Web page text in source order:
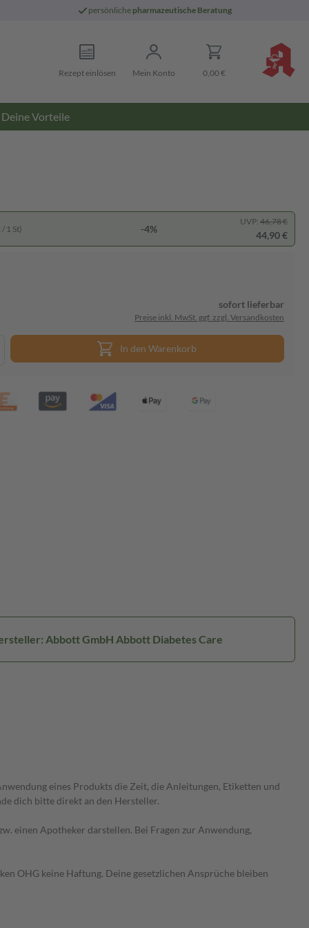
persönliche pharmazeutische Beratung
Rezept einlösen Mein Konto 0,00 €
Deine Vorteile
1 St) -4%
UVP: 46,78 €
44,90 €
sofort lieferbar
Preise inkl. MwSt. ggf. zzgl. Versandkosten
In den Warenkorb
Abbott GmbH Abbott Diabetes Care
eines Produkts die Zeit, die Anleitungen, Etiketten und
dich bitte direkt an den Hersteller.
einen Apotheker darstellen. Bei Fragen zur Anwendung,
OHG keine Haftung. Deine gesetzlichen Ansprüche bleiben